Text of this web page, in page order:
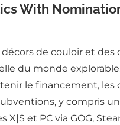
With
de couloir et
du monde
le financement,
y compris
et PC via GOG,